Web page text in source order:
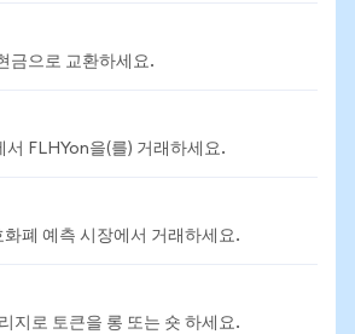
금으로 교환하세요.
서 FLHYon을(를) 거래하세요.
화폐 예측 시장에서 거래하세요.
지로 토큰을 롱 또는 숏 하세요.